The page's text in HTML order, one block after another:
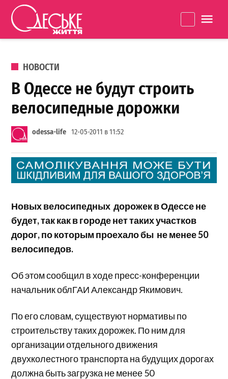
Перейти к содержанию
життя
ОПУБЛИКОВАНО В
НОВОСТИ
В Одессе не будут строить
велосипедные дорожки
odessa-life 12-05-2011 в 11:52
Новых велосипедных дорожек в Одессе не
будет, так как в городе нет таких участков
дорог, по которым проехало бы не менее 50
велосипедов.
Об этом сообщил в ходе пресс-конференции
начальник облГАИ Александр Якимович.
По его словам, существуют нормативы по
строительству таких дорожек. По ним для
организации отдельного движения
двухколестного транспорта на будущих дорогах
должна быть загрузка не менее 50